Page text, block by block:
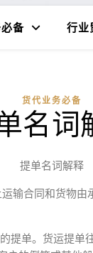
备 行业
货代业务必备
名词
提单名词解释
输合同和货物
提单。货运提